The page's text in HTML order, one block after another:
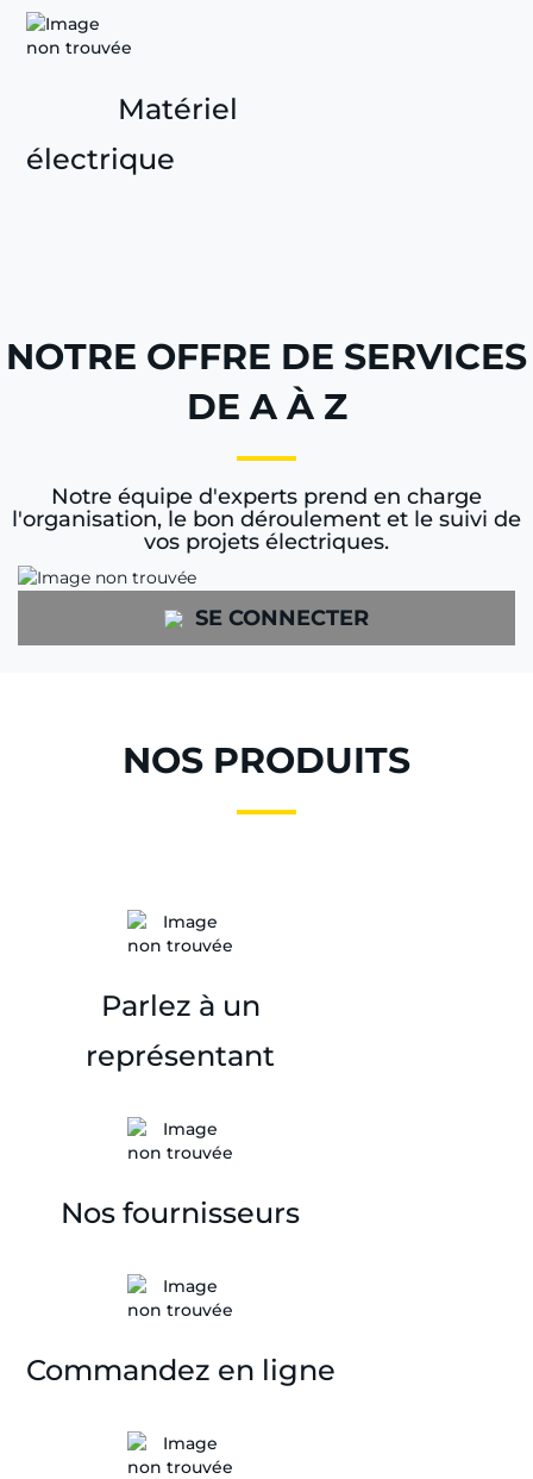
Matériel
électrique
NOTRE OFFRE DE SERVICES
DE A À Z
Notre équipe d'experts prend en charge
l'organisation, le bon déroulement et le suivi de
vos projets électriques.
SE CONNECTER
NOS PRODUITS
Parlez à un
représentant
Nos fournisseurs
Commandez en ligne